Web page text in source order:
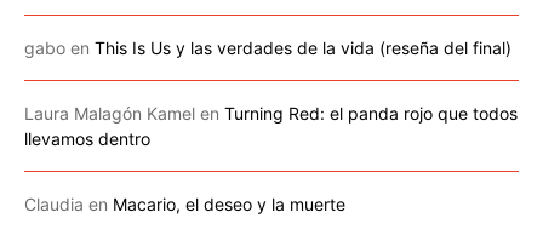
gabo en This Is Us y las verdades de la vida (reseña del final)
Laura Malagón Kamel en Turning Red: el panda rojo que todos
llevamos dentro
Claudia en Macario, el deseo y la muerte